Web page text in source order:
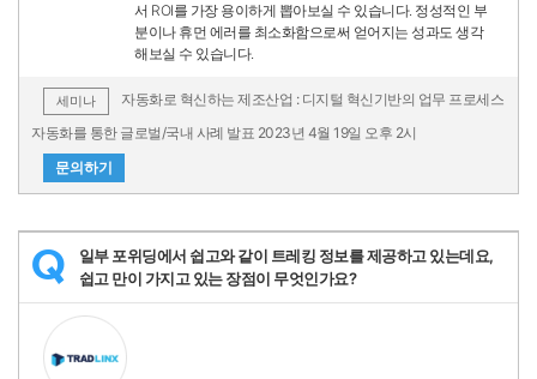
서 ROI를 가장 용이하게 뽑아보실 수 있습니다. 정성적인 부
분이나 휴먼 에러를 최소화함으로써 얻어지는 성과도 생각
해보실 수 있습니다.
세미나
자동화로 혁신하는 제조산업 : 디지털 혁신기반의 업무 프로세스
자동화를 통한 글로벌/국내 사례 발표 2023년 4월 19일 오후 2시
문의하기
Q
일부 포위딩에서 쉽고와 같이 트레킹 정보를 제공하고 있는데요,
쉽고 만이 가지고 있는 장점이 무엇인가요?